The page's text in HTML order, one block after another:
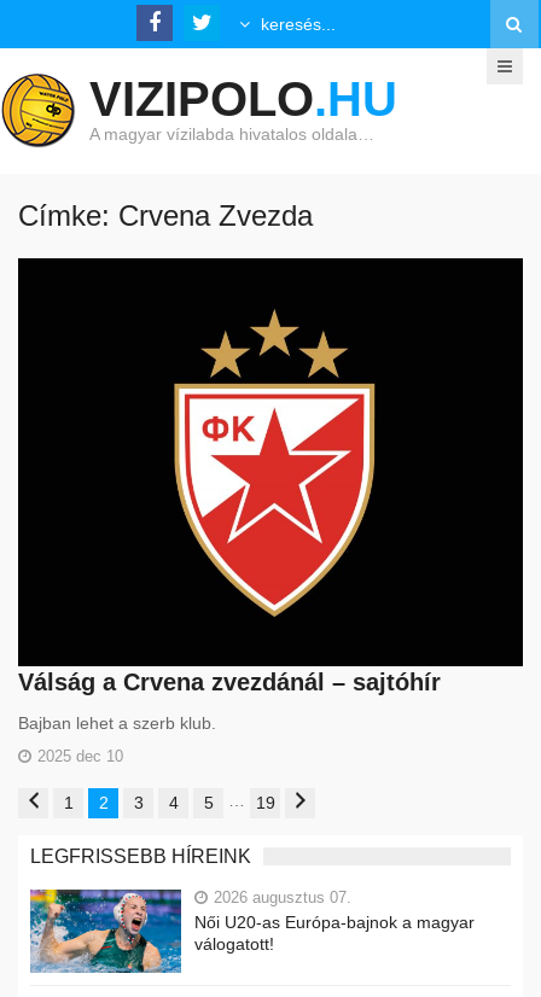
VIZIPOLO.HU
A magyar vízilabda hivatalos oldala…
Címke: Crvena Zvezda
Válság a Crvena zvezdánál – sajtóhír
Bajban lehet a szerb klub.
2025 dec 10
1 2 3 4 5 19
LEGFRISSEBB HÍREINK
2026 augusztus 07.
Női U20-as Európa-bajnok a magyar
válogatott!